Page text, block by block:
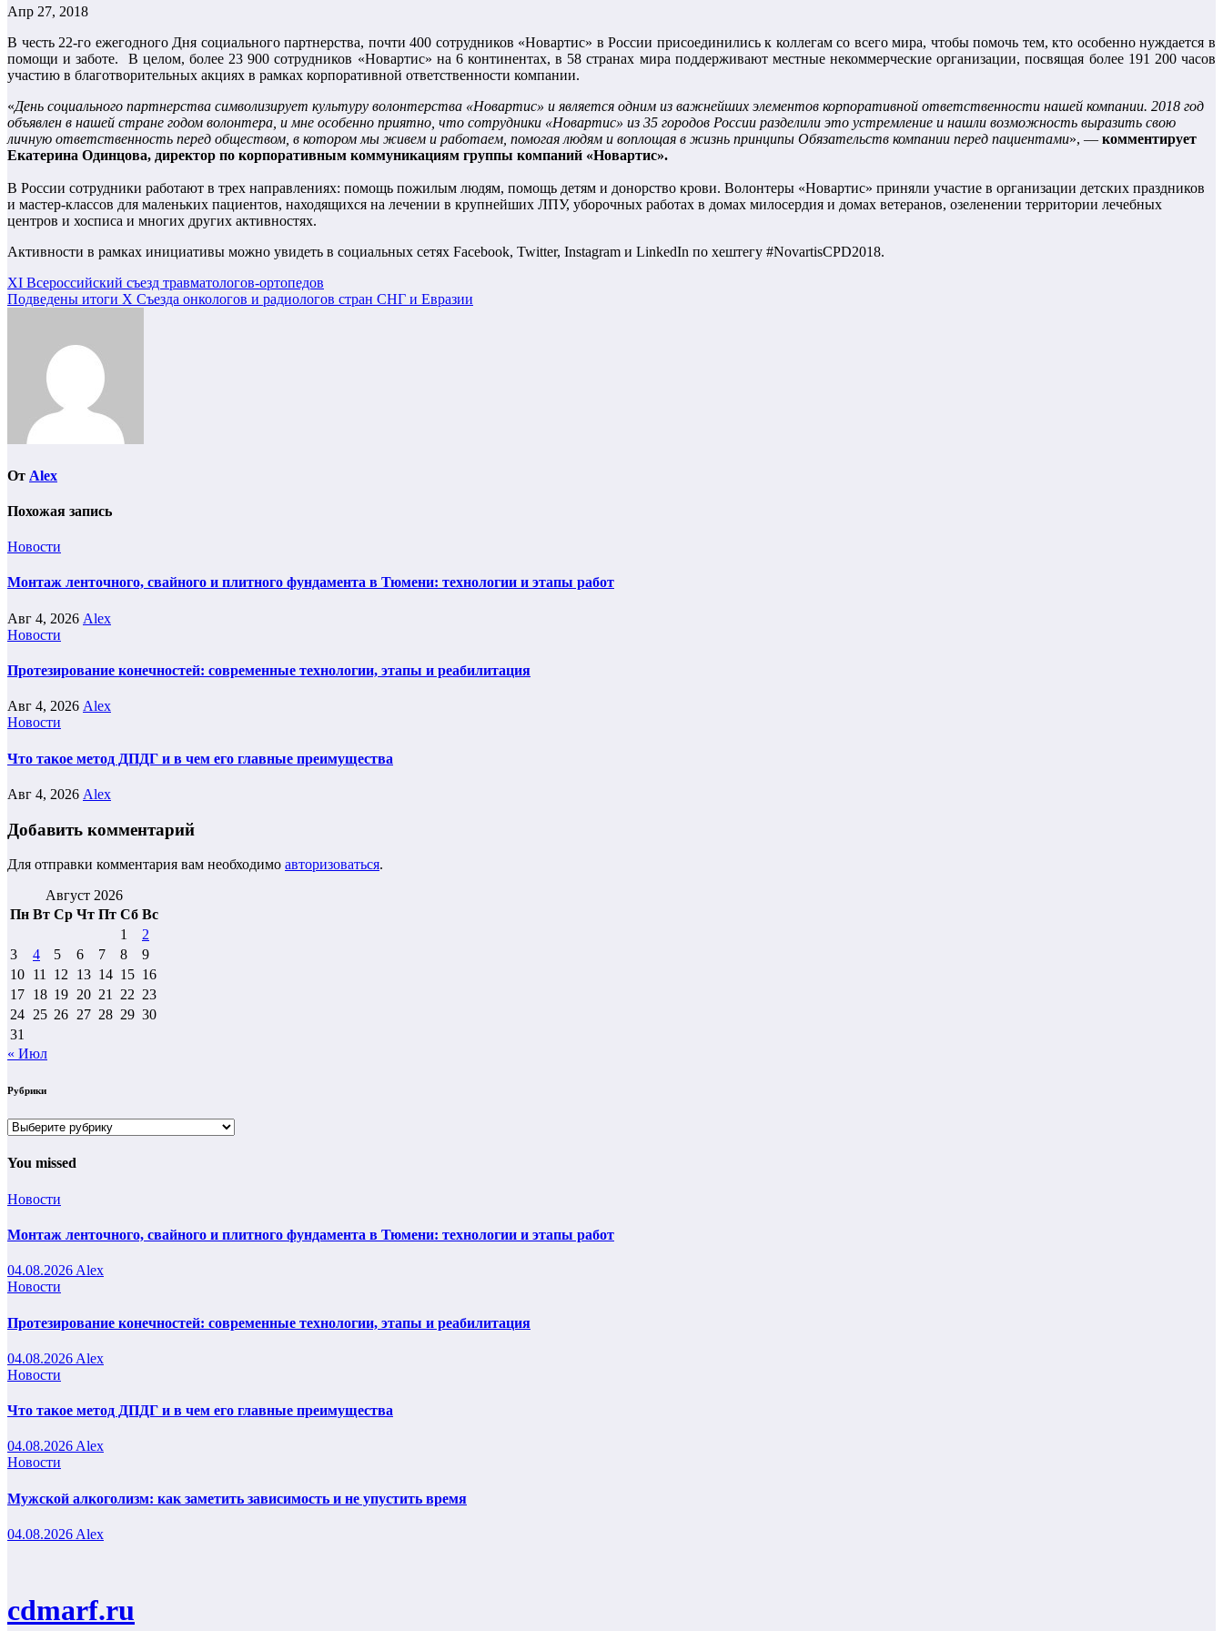
Апр 27, 2018
В честь 22-го ежегодного Дня социального партнерства, почти 400 сотрудников «Новартис» в России присоединились к коллегам со всего мира, чтобы помочь тем, кто особенно нуждается в
помощи и заботе. В целом, более 23 900 сотрудников «Новартис» на 6 континентах, в 58 странах мира поддерживают местные некоммерческие организации, посвящая более 191 200 часов
участию в благотворительных акциях в рамках корпоративной ответственности компании.
«День социального партнерства символизирует культуру волонтерства «Новартис» и является одним из важнейших элементов корпоративной ответственности нашей компании. 2018 год
объявлен в нашей стране годом волонтера, и мне особенно приятно, что сотрудники «Новартис» из 35 городов России разделили это устремление и нашли возможность выразить свою
личную ответственность перед обществом, в котором мы живем и работаем, помогая людям и воплощая в жизнь принципы Обязательств компании перед пациентами», — комментирует
Екатерина Одинцова, директор по корпоративным коммуникациям группы компаний «Новартис».
В России сотрудники работают в трех направлениях: помощь пожилым людям, помощь детям и донорство крови. Волонтеры «Новартис» приняли участие в организации детских праздников
и мастер-классов для маленьких пациентов, находящихся на лечении в крупнейших ЛПУ, уборочных работах в домах милосердия и домах ветеранов, озеленении территории лечебных
центров и хосписа и многих других активностях.
Активности в рамках инициативы можно увидеть в социальных сетях Facebook, Twitter, Instagram и LinkedIn по хештегу #NovartisCPD2018.
Навигация
по
XI Всероссийский съезд травматологов-ортопедов
Подведены итоги X Съезда онкологов и радиологов стран СНГ и Евразии
От Alex
Похожая запись
Новости
Монтаж ленточного, свайного и плитного фундамента в Тюмени: технологии и этапы работ
Авг 4, 2026 Alex
Новости
Протезирование конечностей: современные технологии, этапы и реабилитация
Авг 4, 2026 Alex
Новости
Что такое метод ДПДГ и в чем его главные преимущества
Авг 4, 2026 Alex
Добавить комментарий
Для отправки комментария вам необходимо авторизоваться.
Август 2026
Пн Вт Ср Чт Пт Сб Вс
1
2
3
4 5 6 7 8
9
10 11 12 13 14 15 16
17 18 19 20 21 22 23
24 25 26 27 28 29 30
31
« Июл
Рубрики
Рубрики
You missed
Новости
Монтаж ленточного, свайного и плитного фундамента в Тюмени: технологии и этапы работ
04.08.2026 Alex
Новости
Протезирование конечностей: современные технологии, этапы и реабилитация
04.08.2026 Alex
Новости
Что такое метод ДПДГ и в чем его главные преимущества
04.08.2026 Alex
Новости
Мужской алкоголизм: как заметить зависимость и не упустить время
04.08.2026 Alex
cdmarf.ru